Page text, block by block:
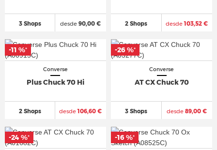
3 Shops desde 90,00 € 2 Shops desde103,52 €
Converse
Plus Chuck 70 Hi
2 Shops desde106,60 €
-11 %*
-11 %*
Converse
AT CX Chuck 70
3 Shops desde 89,00 €
-26 %*
-26 %*
-24 %*
-24 %* -16 %*
-16 %*